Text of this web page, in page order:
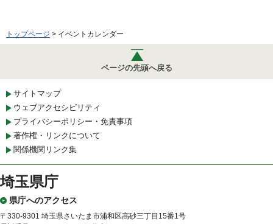
トップページ > イベントカレンダー
ページの先頭へ戻る
サイトマップ
ウェブアクセシビリティ
プライバシーポリシー・免責事項
著作権・リンクについて
関係機関リンク集
埼玉県庁
県庁へのアクセス
〒330-9301 埼玉県さいたま市浦和区高砂三丁目15番1号